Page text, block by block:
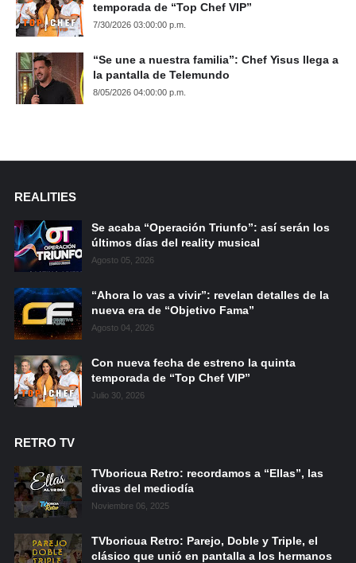
temporada de “Top Chef VIP”
7/30/2026 03:00:00 p.m.
“Se une a nuestra familia”: Chef Yisus llega a
la pantalla de Telemundo
8/05/2026 04:00:00 p.m.
REALITIES
Se acaba “Operación Triunfo”: así serán los
últimos días del reality musical
Agosto 05, 2026
“Ahora lo vas a vivir”: revelan detalles de la
nueva era de “Objetivo Fama”
Agosto 04, 2026
Con nueva fecha de estreno la quinta
temporada de “Top Chef VIP”
Julio 30, 2026
RETRO TV
TVboricua Retro: recordamos a “Ellas”, las
divas del mediodía
Noviembre 06, 2025
TVboricua Retro: Parejo, Doble y Triple, el
clásico que unió en pantalla a los hermanos